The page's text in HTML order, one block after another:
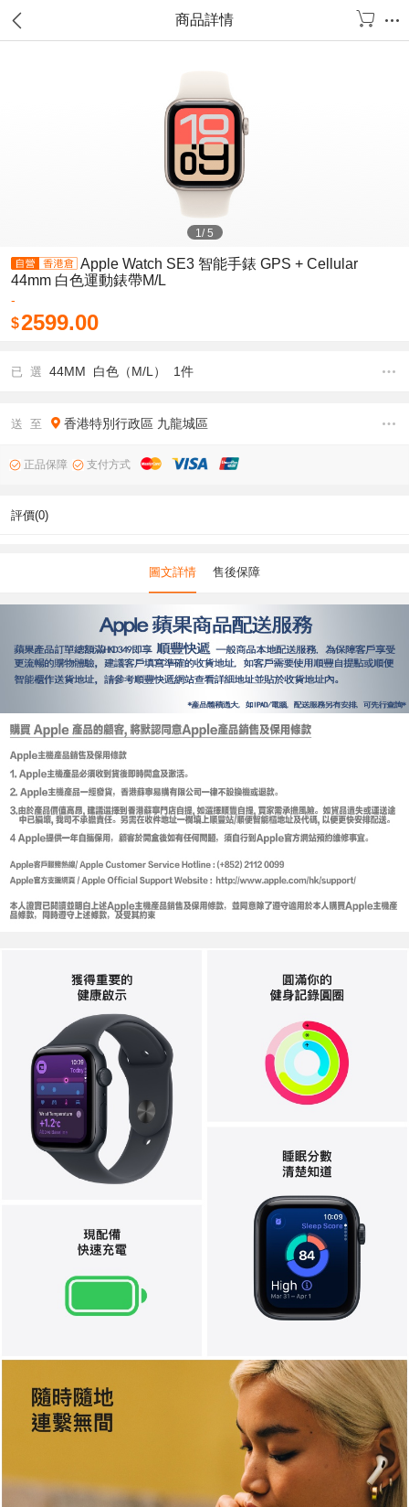
商品詳情
1/5
Apple Watch SE3 智能手錶 GPS + Cellular
44mm 白色運動錶帶M/L
-
$2599.00
已 選 44MM 白色（M/L） 1件
送 至 香港特別行政區 九龍城區
正品保障 支付方式
評價(0)
圖文詳情 售後保障